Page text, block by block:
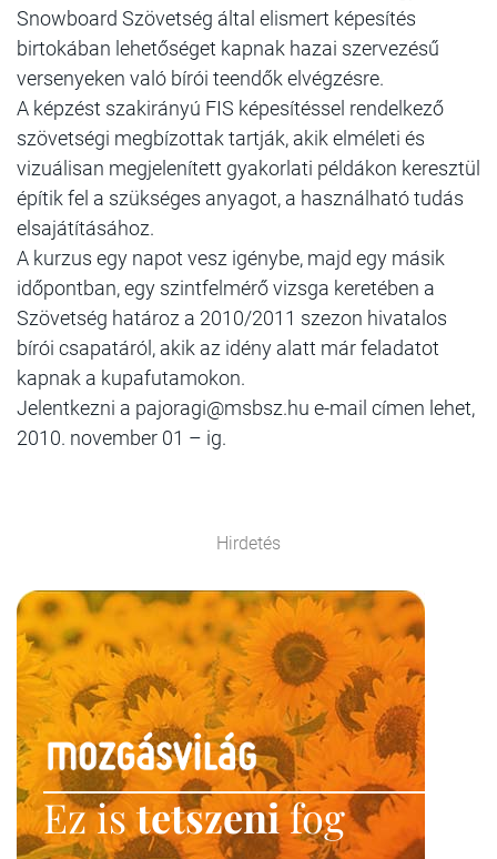
Snowboard Szövetség által elismert képesítés
birtokában lehetőséget kapnak hazai szervezésű
versenyeken való bírói teendők elvégzésre.
A képzést szakirányú FIS képesítéssel rendelkező
szövetségi megbízottak tartják, akik elméleti és
vizuálisan megjelenített gyakorlati példákon keresztül
építik fel a szükséges anyagot, a használható tudás
elsajátításához.
A kurzus egy napot vesz igénybe, majd egy másik
időpontban, egy szintfelmérő vizsga keretében a
Szövetség határoz a 2010/2011 szezon hivatalos
bírói csapatáról, akik az idény alatt már feladatot
kapnak a kupafutamokon.
Jelentkezni a pajoragi@msbsz.hu e-mail címen lehet,
2010. november 01 – ig.
Hirdetés
Ez istetszenifog